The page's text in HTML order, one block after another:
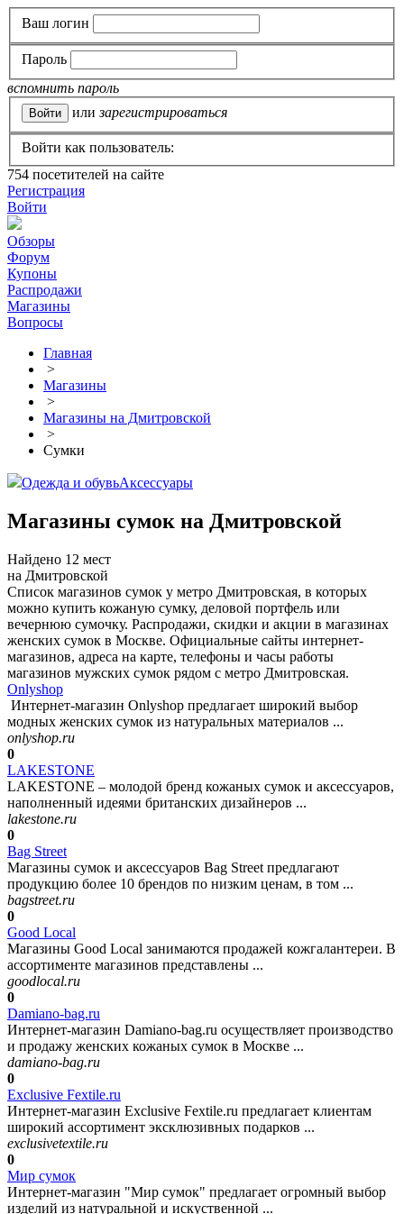
Ваш логин
Пароль
вспомнить пароль
или зарегистрироваться
Войти как пользователь:
754 посетителей на сайте
Регистрация
Войти
Обзоры
Форум
Купоны
Распродажи
Магазины
Вопросы
Главная
>
Магазины
>
Магазины на Дмитровской
>
Сумки
Одежда и обувьАксессуары
Магазины сумок на Дмитровской
Найдено 12 мест
на Дмитровской
Список магазинов сумок у метро Дмитровская, в которых
можно купить кожаную сумку, деловой портфель или
вечернюю сумочку. Распродажи, скидки и акции в магазинах
женских сумок в Москве. Официальные сайты интернет-
магазинов, адреса на карте, телефоны и часы работы
магазинов мужских сумок рядом с метро Дмитровская.
Onlyshop
Интернет-магазин Onlyshop предлагает широкий выбор
модных женских сумок из натуральных материалов ...
onlyshop.ru
0
LAKESTONE
LAKESTONE – молодой бренд кожаных сумок и аксессуаров,
наполненный идеями британских дизайнеров ...
lakestone.ru
0
Bag Street
Магазины сумок и аксессуаров Bag Street предлагают
продукцию более 10 брендов по низким ценам, в том ...
bagstreet.ru
0
Good Local
Магазины Good Local занимаются продажей кожгалантереи. В
ассортименте магазинов представлены ...
goodlocal.ru
0
Damiano-bag.ru
Интернет-магазин Damiano-bag.ru осуществляет производство
и продажу женских кожаных сумок в Москве ...
damiano-bag.ru
0
Exclusive Fextile.ru
Интернет-магазин Exclusive Fextile.ru предлагает клиентам
широкий ассортимент эксклюзивных подарков ...
exclusivetextile.ru
0
Мир сумок
Интернет-магазин "Мир сумок" предлагает огромный выбор
изделий из натуральной и искуственной ...